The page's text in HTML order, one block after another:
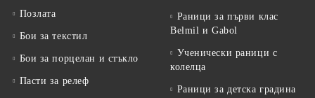
Позлата
Бои за текстил
Бои за порцелан и стъкло
Пасти за релеф
Раници за първи клас
Belmil и Gabol
Ученически раници с
колелца
Раници за детска градина